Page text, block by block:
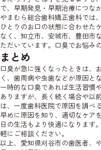
で、早期発見・早期治療につな
やまむら総合歯科矯正歯科では
ひとりのお口の状態に合わせた
なく、知立市、安城市、豊田市
ただいています。口臭でお悩み
まとめ
口臭が急に強くなったときは、
く、歯周病や虫歯などが原因と
一時的な口臭であれば生活習慣
ありますが、長く続く場合や以
は、一度歯科医院で原因を調べ
早めに原因を知り、適切なケア
日の生活もより快適になります
軽にご相談ください。
以上、愛知県刈谷市の歯医者、